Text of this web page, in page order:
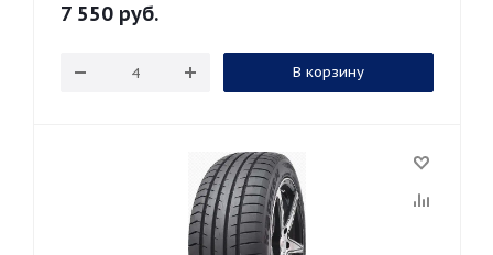
7 550 руб.
В корзину